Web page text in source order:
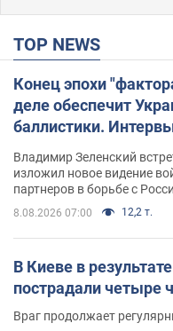
TOP NEWS
Конец эпохи
деле обеспечит
баллистики.
Владимир Зеленский
изложил новое видение
партнеров в борьбе с
8.08.2026 07:00 12,2 т.
В Киеве в
пострадали четыре
Враг продолжает